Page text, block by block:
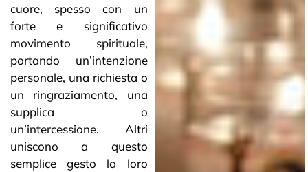
cuore, spesso con un
forte e significativo
movimento spirituale,
portando un’intenzione
personale, una richiesta o
un ringraziamento, una
supplica o
un’intercessione. Altri
uniscono a questo
semplice gesto la loro